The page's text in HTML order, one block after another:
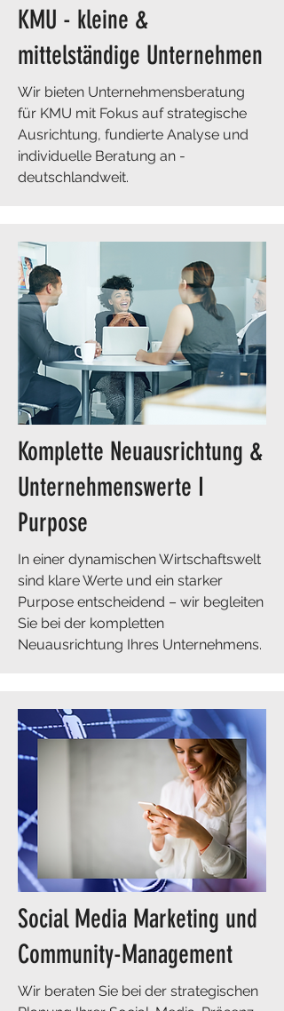
KMU - kleine &
mittelständige Unternehmen
Wir bieten Unternehmensberatung
für KMU mit Fokus auf strategische
Ausrichtung, fundierte Analyse und
individuelle Beratung an -
deutschlandweit.
Komplette Neuausrichtung &
Unternehmenswerte I
Purpose
In einer dynamischen Wirtschaftswelt
sind klare Werte und ein starker
Purpose entscheidend – wir begleiten
Sie bei der kompletten
Neuausrichtung Ihres Unternehmens.
Social Media Marketing und
Community-Management
Wir beraten Sie bei der strategischen